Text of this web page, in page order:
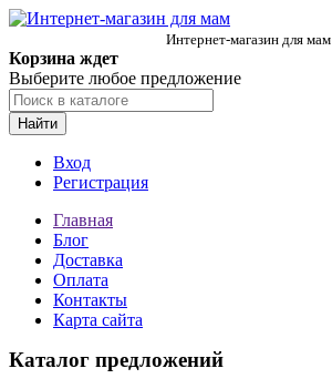
Интернет-магазин для мам
Корзина ждет
Выберите любое предложение
Найти
Вход
Регистрация
Главная
Блог
Доставка
Оплата
Контакты
Карта сайта
Каталог предложений